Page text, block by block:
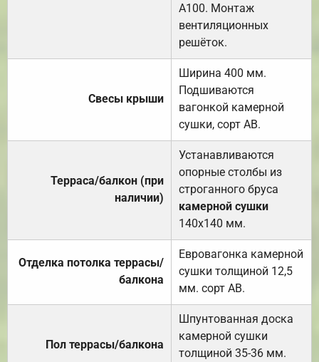
А100. Монтаж
вентиляционных
решёток.
Свесы крыши
Ширина 400 мм.
Подшиваются
вагонкой камерной
сушки, сорт АВ.
Терраса/балкон (при
наличии)
Устанавливаются
опорные столбы из
строганного бруса
камерной сушки
140х140 мм.
Отделка потолка террасы/
балкона
Евровагонка камерной
сушки толщиной 12,5
мм. сорт АВ.
Пол террасы/балкона
Шпунтованная доска
камерной сушки
толщиной 35-36 мм.